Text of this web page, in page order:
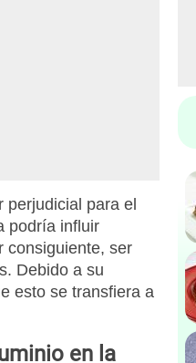
para el
podría influir
consiguiente, ser
Debido a su
esto se transfiera a
en la